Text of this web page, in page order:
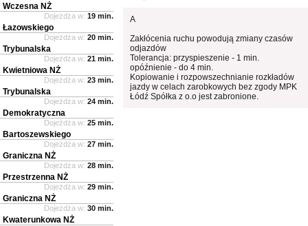
A
Zakłócenia ruchu powodują zmiany czasów
odjazdów
Tolerancja: przyspieszenie - 1 min.
opóźnienie - do 4 min.
Kopiowanie i rozpowszechnianie rozkładów
jazdy w celach zarobkowych bez zgody MPK
Łódź Spółka z o.o jest zabronione.
Wczesna NŻ
Dojeżdża w: 19 min.
Łazowskiego
Dojeżdża w: 20 min.
Trybunalska
Dojeżdża w: 21 min.
Kwietniowa NŻ
Dojeżdża w: 23 min.
Trybunalska
Dojeżdża w: 24 min.
Demokratyczna
Dojeżdża w: 25 min.
Bartoszewskiego
Dojeżdża w: 27 min.
Graniczna NŻ
Dojeżdża w: 28 min.
Przestrzenna NŻ
Dojeżdża w: 29 min.
Graniczna NŻ
Dojeżdża w: 30 min.
Kwaterunkowa NŻ